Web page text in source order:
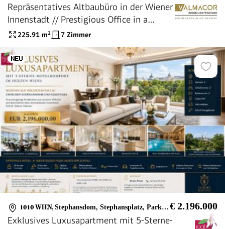
Repräsentatives Altbaubüro in der Wiener
Innenstadt // Prestigious Office in a
Historic Viennese Building in Vienna's City
225.91 m² 7 Zimmer
1010 WIEN, Stephansdom, Stephansplatz, Parkring, Stadtgarten € 2.196.000
Exklusives Luxusapartment mit 5-Sterne-